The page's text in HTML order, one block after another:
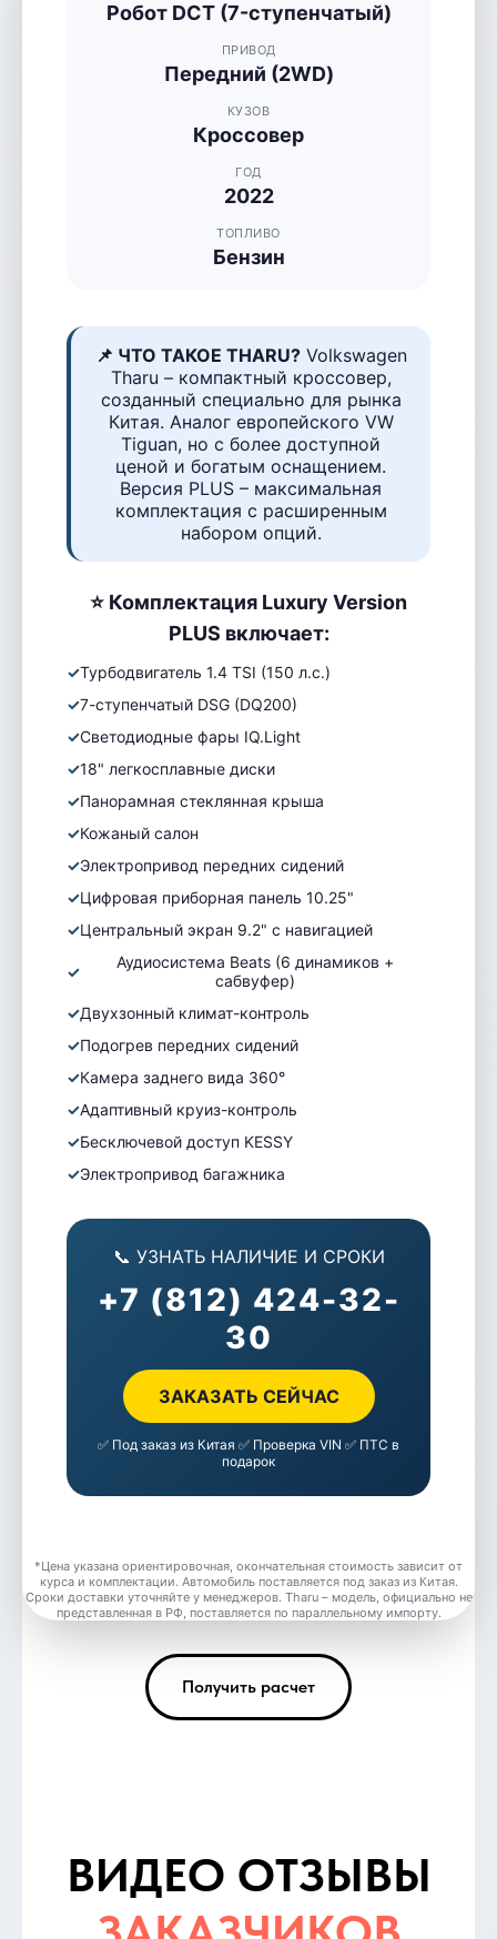
Робот DCT (7-ступенчатый)
ПРИВОД
Передний (2WD)
КУЗОВ
Кроссовер
ГОД
2022
ТОПЛИВО
Бензин
📌 ЧТО ТАКОЕ THARU?Volkswagen
Tharu – компактный кроссовер,
созданный специально для рынка
Китая. Аналог европейского VW
Tiguan, но с более доступной
ценой и богатым оснащением.
Версия PLUS – максимальная
комплектация с расширенным
набором опций.
⭐ Комплектация Luxury Version
PLUS включает:
Турбодвигатель 1.4 TSI (150 л.с.)
7-ступенчатый DSG (DQ200)
Светодиодные фары IQ.Light
18" легкосплавные диски
Панорамная стеклянная крыша
Кожаный салон
Электропривод передних сидений
Цифровая приборная панель 10.25"
Центральный экран 9.2" с навигацией
Аудиосистема Beats (6 динамиков +
сабвуфер)
Двухзонный климат-контроль
Подогрев передних сидений
Камера заднего вида 360°
Адаптивный круиз-контроль
Бесключевой доступ KESSY
Электропривод багажника
📞 УЗНАТЬ НАЛИЧИЕ И СРОКИ
+7 (812) 424-32-
30
ЗАКАЗАТЬ СЕЙЧАС
✅ Под заказ из Китая ✅ Проверка VIN ✅ ПТС в
подарок
*Цена указана ориентировочная, окончательная стоимость зависит от
курса и комплектации. Автомобиль поставляется под заказ из Китая.
Сроки доставки уточняйте у менеджеров. Tharu – модель, официально не
представленная в РФ, поставляется по параллельному импорту.
Получить расчет
ВИДЕО ОТЗЫВЫ
ЗАКАЗЧИКОВ
Что о нас говорят клиенты.
Наши недавние автомобили